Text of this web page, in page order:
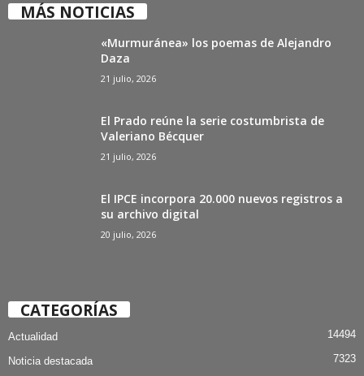
MÁS NOTICIAS
«Murmuránea» los poemas de Alejandro
Daza
21 julio, 2026
El Prado reúne la serie costumbrista de
Valeriano Bécquer
21 julio, 2026
El IPCE incorpora 20.000 nuevos registros a
su archivo digital
20 julio, 2026
CATEGORÍAS
Actualidad 14494
Noticia destacada 7323